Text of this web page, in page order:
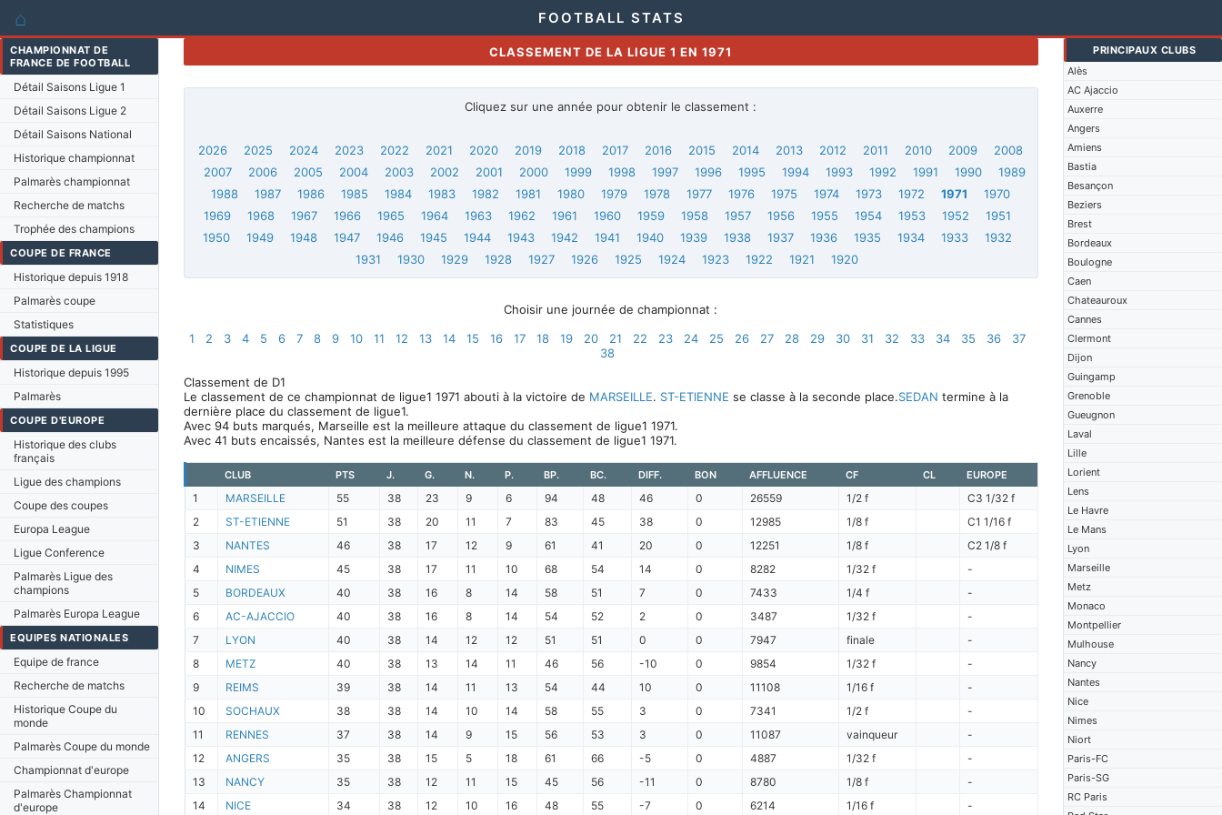
⌂ FOOTBALL STATS
CHAMPIONNAT DE
FRANCE DE FOOTBALL
Détail Saisons Ligue 1
Détail Saisons Ligue 2
Détail Saisons National
Historique championnat
Palmarès championnat
Recherche de matchs
Trophée des champions
COUPE DE FRANCE
Historique depuis 1918
Palmarès coupe
Statistiques
COUPE DE LA LIGUE
Historique depuis 1995
Palmarès
COUPE D'EUROPE
Historique des clubs
français
Ligue des champions
Coupe des coupes
Europa League
Ligue Conference
Palmarès Ligue des
champions
Palmarès Europa League
EQUIPES NATIONALES
Equipe de france
Recherche de matchs
Historique Coupe du
monde
Palmarès Coupe du monde
Championnat d'europe
Palmarès Championnat
d'europe
PRINCIPAUX CLUBS
Alès
AC Ajaccio
Auxerre
Angers
Amiens
Bastia
Besançon
Beziers
Brest
Bordeaux
Boulogne
Caen
Chateauroux
Cannes
Clermont
Dijon
Guingamp
Grenoble
Gueugnon
Laval
Lille
Lorient
Lens
Le Havre
Le Mans
Lyon
Marseille
Metz
Monaco
Montpellier
Mulhouse
Nancy
Nantes
Nice
Nimes
Niort
Paris-FC
Paris-SG
RC Paris
CLASSEMENT DE LA LIGUE 1 EN 1971
Cliquez sur une année pour obtenir le classement :
2026 2025 2024 2023 2022 2021 2020 2019 2018 2017 2016 2015 2014 2013 2012 2011 2010 2009
2008
2007
2006 2005 2004 2003 2002 2001 2000 1999 1998 1997 1996 1995 1994 1993 1992 1991 1990
1989
1988
1987 1986 1985 1984 1983 1982 1981 1980 1979 1978 1977 1976 1975 1974 1973 1972 1971
1970
1969
1968 1967 1966 1965 1964 1963 1962 1961 1960 1959 1958 1957 1956 1955 1954 1953 1952
1951
1950
1949 1948 1947 1946 1945 1944 1943 1942 1941 1940 1939 1938 1937 1936 1935 1934 1933
1932
1931
1930 1929 1928 1927 1926 1925 1924 1923 1922 1921 1920
Choisir une journée de championnat :
1
2 3 4 5 6 7 8 9 10 11 12 13 14 15 16 17 18 19 20 21 22 23 24 25 26 27 28 29 30 31 32 33 34 35 36
37
38
Classement de D1
Le classement de ce championnat de ligue1 1971 abouti à la victoire de MARSEILLE. ST-ETIENNE se classe à la seconde place.SEDAN termine à la
dernière place du classement de ligue1.
Avec 94 buts marqués, Marseille est la meilleure attaque du classement de ligue1 1971.
Avec 41 buts encaissés, Nantes est la meilleure défense du classement de ligue1 1971.
CLUB PTS J. G. N. P. BP. BC. DIFF. BON AFFLUENCE CF CL EUROPE
1 MARSEILLE 55 38 23 9 6 94 48 46 0 26559 1/2 f
C3 1/32 f
2
ST-ETIENNE 51 38 20 11 7 83 45 38 0 12985 1/8 f
C1 1/16 f
3
NANTES 46 38 17 12 9 61 41 20 0 12251 1/8 f
C2 1/8 f
4
NIMES 45 38 17 11 10 68 54 14 0 8282 1/32 f
-
5
BORDEAUX 40 38 16 8 14 58 51 7 0 7433 1/4 f
-
6
AC-AJACCIO 40 38 16 8 14 54 52 2 0 3487 1/32 f
-
7
LYON 40 38 14 12 12 51 51 0 0 7947 finale
-
8
METZ 40 38 13 14 11 46 56 -10 0 9854 1/32 f
-
9
REIMS 39 38 14 11 13 54 44 10 0 11108 1/16 f
-
10
SOCHAUX 38 38 14 10 14 58 55 3 0 7341 1/2 f
-
11
RENNES 37 38 14 9 15 56 53 3 0 11087 vainqueur
-
12
ANGERS 35 38 15 5 18 61 66 -5 0 4887 1/32 f
-
13
NANCY 35 38 12 11 15 45 56 -11 0 8780 1/8 f
-
14
NICE 34 38 12 10 16 48 55 -7 0 6214 1/16 f -